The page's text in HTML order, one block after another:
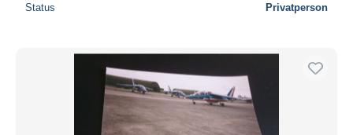
Status Privatperson